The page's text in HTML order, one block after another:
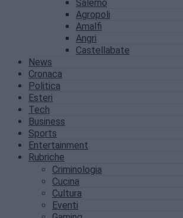
Salerno
Agropoli
Amalfi
Angri
Castellabate
News
Cronaca
Politica
Esteri
Tech
Business
Sports
Entertainment
Rubriche
Criminologia
Cucina
Cultura
Eventi